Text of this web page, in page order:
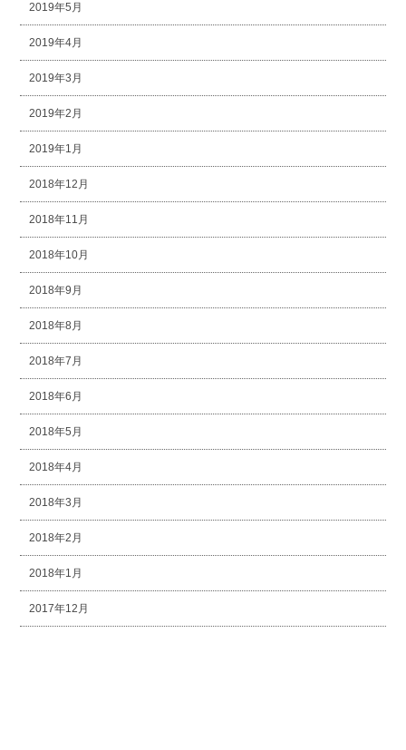
2019年5月
2019年4月
2019年3月
2019年2月
2019年1月
2018年12月
2018年11月
2018年10月
2018年9月
2018年8月
2018年7月
2018年6月
2018年5月
2018年4月
2018年3月
2018年2月
2018年1月
2017年12月